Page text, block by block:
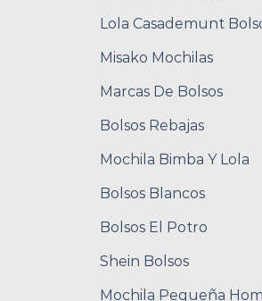
Lola Casademunt
Misako Mochilas
Marcas De Bolsos
Bolsos Rebajas
Mochila Bimba Y Lola
Bolsos Blancos
Bolsos El Potro
Shein Bolsos
Mochila Pequeña